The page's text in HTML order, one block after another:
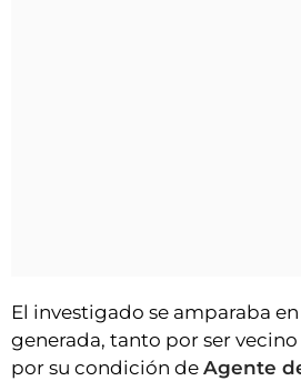
El investigado se amparaba
generada, tanto por ser
por su condición de Agente